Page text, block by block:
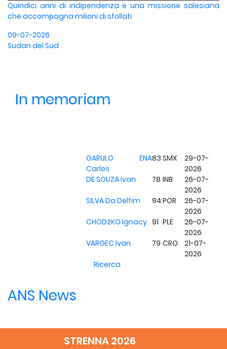
Quindici anni di indipendenza e una missione salesiana
che accompagna milioni di sfollati
09-07-2026
Sudan del Sud
In memoriam
GARULO ENA
Carlos
83 SMX
29-07-
2026
DE SOUZA Ivan
78 INB
26-07-
2026
SILVA Da Delfim
94POR
26-07-
2026
CHODźKO Ignacy 91 PLE
26-07-
2026
VARGEC Ivan
79 CRO
21-07-
2026
Ricerca
ANS News
STRENNA 2026